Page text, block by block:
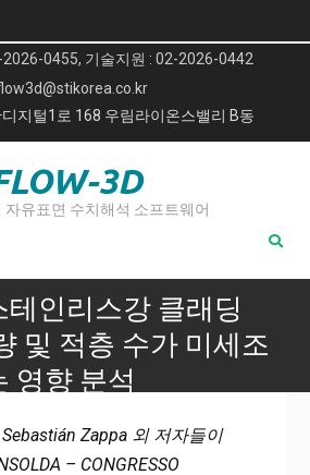
2026-0455, 기술지원 : 02-2026-0442
지털1로 168 우림라이온스밸리 B동
3D
자유표면 수치해석 소프트웨어
테인리스강 클래딩
및 적층 수가 미세조
영향 분석
클래딩 용접: 입열량 및 적층 수가 미
직에 미치는 영향 분석
Zappa 외 저자들이
– CONGRESSO